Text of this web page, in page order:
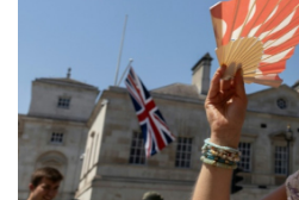
Vulkan Ätna auf Sizilien erneut
Flughafen Catania gestrichen
Selenskyj: Mindestens vier Tote
Region Kiew
Mercedes GLA neu gegen alt:
Elektrozeitalter